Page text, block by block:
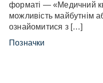
форматі — «Медичний
можливість майбутнім
ознайомитися з […]
Позначки